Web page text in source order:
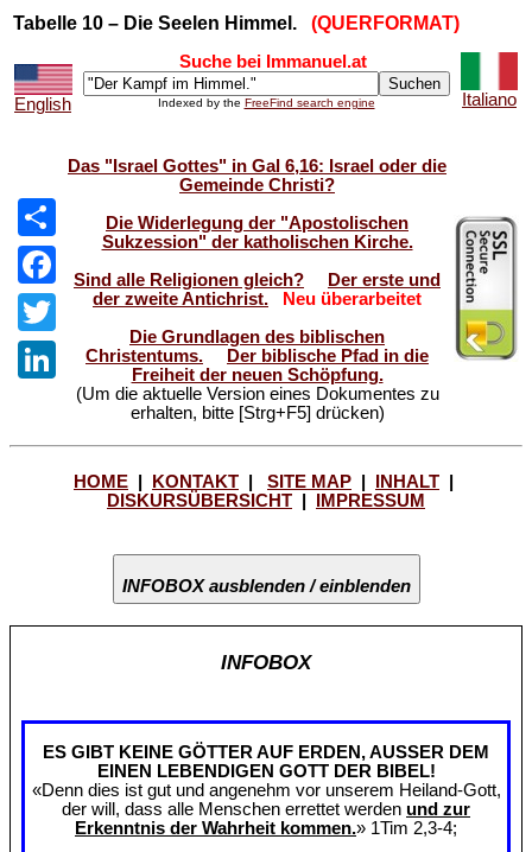
Tabelle 10 – Die Seelen Himmel. (QUERFORMAT)
English
Suche bei Immanuel.at
Indexed by the FreeFind search engine Italiano
Share
Facebook
Twitter
LinkedIn
Das "Israel Gottes" in Gal 6,16: Israel oder die
Gemeinde Christi?
Die Widerlegung der "Apostolischen
Sukzession" der katholischen Kirche.
Sind alle Religionen gleich?
Der erste und
der zweite Antichrist.
Neu überarbeitet
Die Grundlagen des biblischen
Christentums.
Der biblische Pfad in die
Freiheit der neuen Schöpfung.
(Um die aktuelle Version eines Dokumentes zu
erhalten, bitte [Strg+F5] drücken)
HOME KONTAKT SITE MAP INHALT
DISKURSÜBERSICHT
IMPRESSUM
INFOBOX ausblenden / einblenden
INFOBOX
ES GIBT KEINE GÖTTER AUF ERDEN, AUSSER DEM
EINEN LEBENDIGEN GOTT DER BIBEL!
«Denn dies ist gut und angenehm vor unserem Heiland-Gott,
der will, dass alle Menschen errettet werden und zur
Erkenntnis der Wahrheit kommen.» 1Tim 2,3-4;